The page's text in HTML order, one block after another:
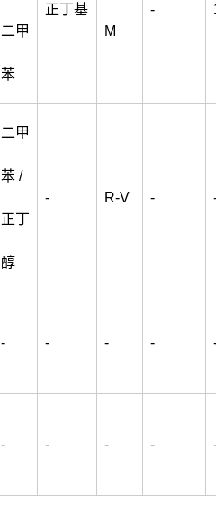
二甲
苯
正丁基
M
-
二甲
苯 /
正丁
醇
- R-V -
- - - -
- - - -